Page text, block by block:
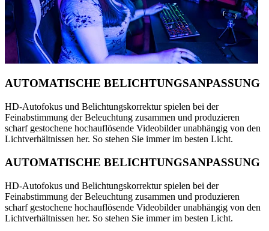
AUTOMATISCHE BELICHTUNGSANPASSUNG
HD-Autofokus und Belichtungskorrektur spielen bei der
Feinabstimmung der Beleuchtung zusammen und produzieren
scharf gestochene hochauflösende Videobilder unabhängig von den
Lichtverhältnissen her. So stehen Sie immer im besten Licht.
AUTOMATISCHE BELICHTUNGSANPASSUNG
HD-Autofokus und Belichtungskorrektur spielen bei der
Feinabstimmung der Beleuchtung zusammen und produzieren
scharf gestochene hochauflösende Videobilder unabhängig von den
Lichtverhältnissen her. So stehen Sie immer im besten Licht.